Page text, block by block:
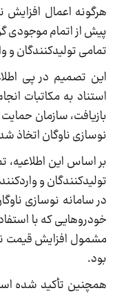
هرگونه اعمال
پیش از اتمام موجودی
تمامی تولیدکنندگان و
این تصمیم در پی
استناد به مکاتبات
بازیافت، سازمان
نوسازی ناوگان اتخاذ
بر اساس این
تولیدکنندگان و
در سامانه نوسازی
خودروهایی که با
مشمول افزایش قیمت
بود.
همچنین تأکید شده